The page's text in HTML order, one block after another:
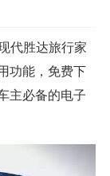
代胜达旅行家
功能，免费下
主必备的电子